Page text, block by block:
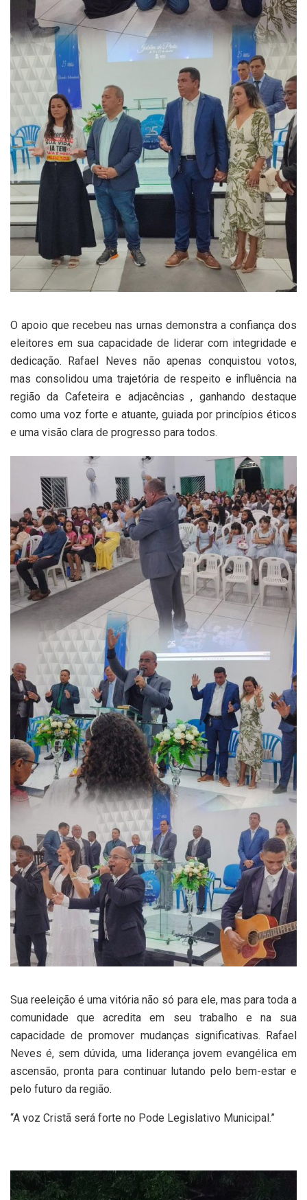
O apoio que recebeu nas urnas demonstra a confiança dos
eleitores em sua capacidade de liderar com integridade e
dedicação. Rafael Neves não apenas conquistou votos,
mas consolidou uma trajetória de respeito e influência na
região da Cafeteira e adjacências , ganhando destaque
como uma voz forte e atuante, guiada por princípios éticos
e uma visão clara de progresso para todos.
Sua reeleição é uma vitória não só para ele, mas para toda a
comunidade que acredita em seu trabalho e na sua
capacidade de promover mudanças significativas. Rafael
Neves é, sem dúvida, uma liderança jovem evangélica em
ascensão, pronta para continuar lutando pelo bem-estar e
pelo futuro da região.
“A voz Cristã será forte no Pode Legislativo Municipal.”